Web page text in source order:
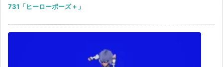
731「ヒーローポーズ＋」